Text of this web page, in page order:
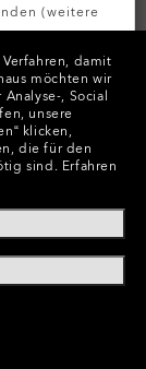
den
damit
möchten wir
, Social
unsere
klicken,
die für den
sind. Erfahren
(weitere